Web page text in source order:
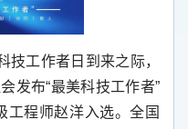
技工作者日到来之际，
发布“最美科技工作者”
工程师赵洋入选。全国